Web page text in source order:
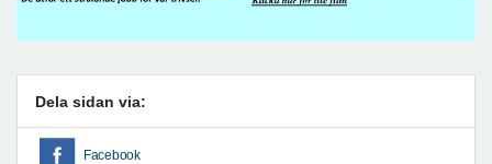
Dela sidan via:
Facebook